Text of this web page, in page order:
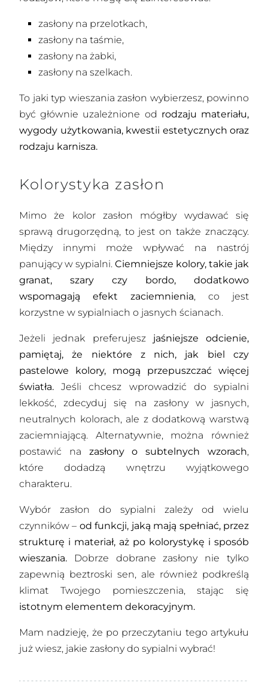
zasłony na przelotkach,
zasłony na taśmie,
zasłony na żabki,
zasłony na szelkach.
To jaki typ wieszania zasłon wybierzesz, powinno
być głównie uzależnione od rodzaju materiału,
wygody użytkowania, kwestii estetycznych oraz
rodzaju karnisza.
Kolorystyka zasłon
Mimo że kolor zasłon mógłby wydawać się
sprawą drugorzędną, to jest on także znaczący.
Między innymi może wpływać na nastrój
panujący w sypialni. Ciemniejsze kolory, takie jak
granat, szary czy bordo, dodatkowo
wspomagają efekt zaciemnienia, co jest
korzystne w sypialniach o jasnych ścianach.
Jeżeli jednak preferujesz jaśniejsze odcienie,
pamiętaj, że niektóre z nich, jak biel czy
pastelowe kolory, mogą przepuszczać więcej
światła. Jeśli chcesz wprowadzić do sypialni
lekkość, zdecyduj się na zasłony w jasnych,
neutralnych kolorach, ale z dodatkową warstwą
zaciemniającą. Alternatywnie, można również
postawić na zasłony o subtelnych wzorach,
które dodadzą wnętrzu wyjątkowego
charakteru.
Wybór zasłon do sypialni zależy od wielu
czynników – od funkcji, jaką mają spełniać, przez
strukturę i materiał, aż po kolorystykę i sposób
wieszania. Dobrze dobrane zasłony nie tylko
zapewnią beztroski sen, ale również podkreślą
klimat Twojego pomieszczenia, stając się
istotnym elementem dekoracyjnym.
Mam nadzieję, że po przeczytaniu tego artykułu
już wiesz, jakie zasłony do sypialni wybrać!